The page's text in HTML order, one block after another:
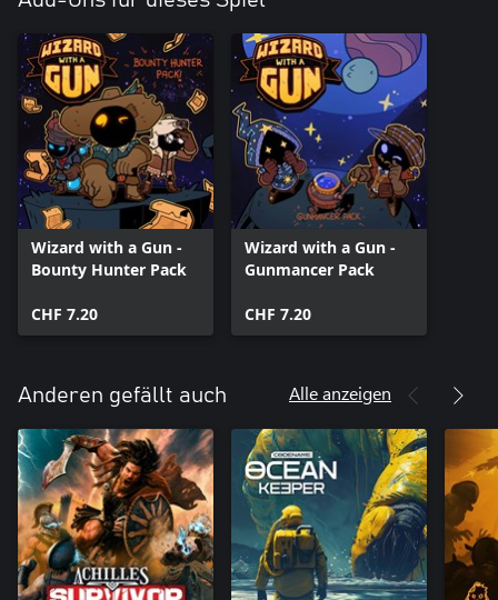
Wizard with a Gun -
Bounty Hunter Pack
CHF 7.20
Wizard with a Gun -
Gunmancer Pack
CHF 7.20
Anderen gefällt auch Alle anzeigen